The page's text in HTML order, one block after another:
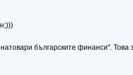
българските финанси".